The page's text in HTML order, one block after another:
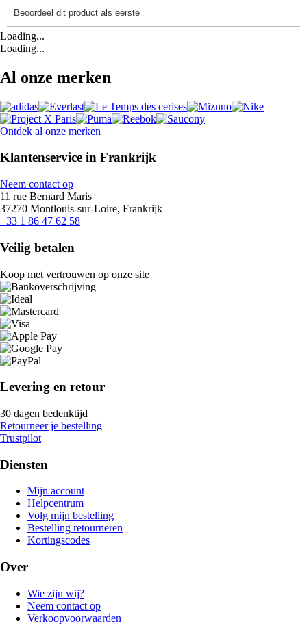
Loading...
Loading...
Al onze merken
Ontdek al onze merken
Klantenservice in Frankrijk
Neem contact op
11 rue Bernard Maris
37270 Montlouis-sur-Loire, Frankrijk
+33 1 86 47 62 58
Veilig betalen
Koop met vertrouwen op onze site
Levering en retour
30 dagen bedenktijd
Retourneer je bestelling
Trustpilot
Diensten
Mijn account
Helpcentrum
Volg mijn bestelling
Bestelling retourneren
Kortingscodes
Over
Wie zijn wij?
Neem contact op
Verkoopvoorwaarden